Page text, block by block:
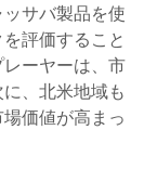
サバ製品を使
評価すること
ーヤーは、市
、北米地域も
価値が高まっ